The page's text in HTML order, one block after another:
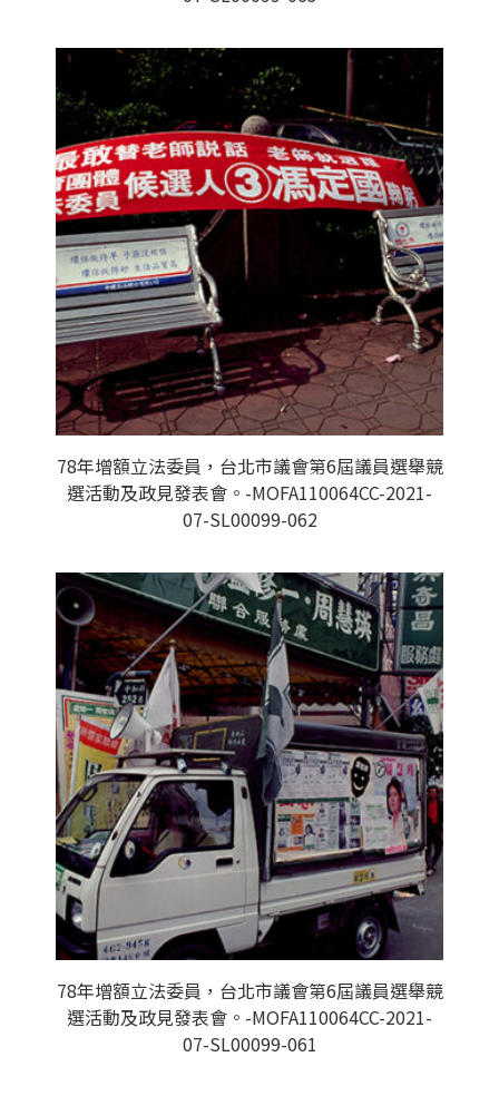
78年增額立法委員，台北市議會第6屆議員選舉競
選活動及政見發表會。-MOFA110064CC-2021-
07-SL00099-062
78年增額立法委員，台北市議會第6屆議員選舉競
選活動及政見發表會。-MOFA110064CC-2021-
07-SL00099-061